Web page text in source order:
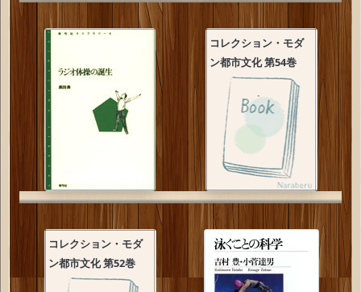
コレクション・モダ
ン都市文化 第54巻
コレクション・モダ
ン都市文化 第52巻